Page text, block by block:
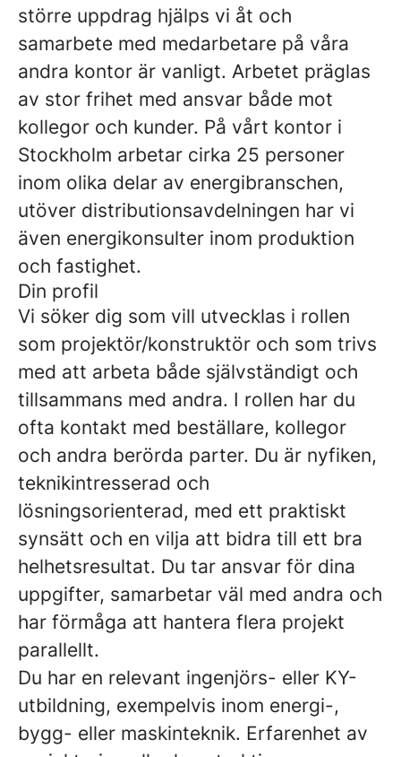
större uppdrag hjälps vi åt och
samarbete med medarbetare på våra
andra kontor är vanligt. Arbetet präglas
av stor frihet med ansvar både mot
kollegor och kunder. På vårt kontor i
Stockholm arbetar cirka 25 personer
inom olika delar av energibranschen,
utöver distributionsavdelningen har vi
även energikonsulter inom produktion
och fastighet.
Din profil
Vi söker dig som vill utvecklas i rollen
som projektör/konstruktör och som trivs
med att arbeta både självständigt och
tillsammans med andra. I rollen har du
ofta kontakt med beställare, kollegor
och andra berörda parter. Du är nyfiken,
teknikintresserad och
lösningsorienterad, med ett praktiskt
synsätt och en vilja att bidra till ett bra
helhetsresultat. Du tar ansvar för dina
uppgifter, samarbetar väl med andra och
har förmåga att hantera flera projekt
parallellt.
Du har en relevant ingenjörs- eller KY-
utbildning, exempelvis inom energi-,
bygg- eller maskinteknik. Erfarenhet av